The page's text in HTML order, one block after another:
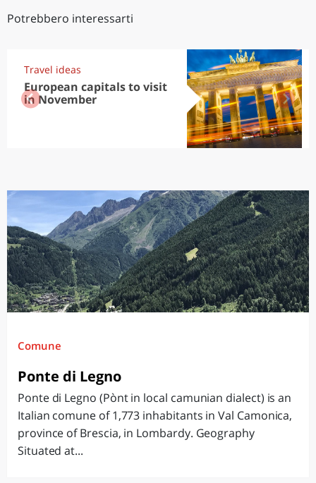
Potrebbero interessarti
Travel ideas
European capitals to visit
in November
Comune
Ponte di Legno
Ponte di Legno (Pònt in local camunian dialect) is an
Italian comune of 1,773 inhabitants in Val Camonica,
province of Brescia, in Lombardy. Geography
Situated at...